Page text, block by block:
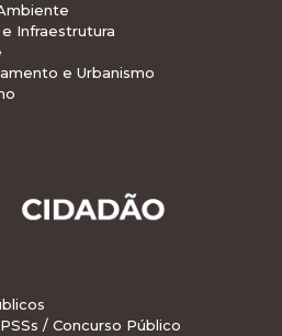
Infraestrutura
e Urbanismo
/ Concurso Público